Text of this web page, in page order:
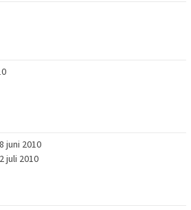
juni 2010
juli 2010